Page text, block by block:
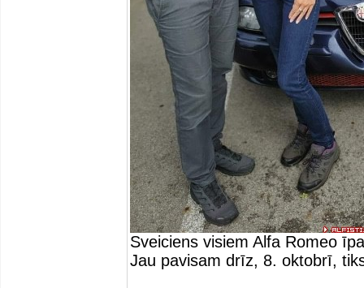
Sveiciens visiem Alfa Romeo
Jau pavisam drīz, 8. oktobrī,